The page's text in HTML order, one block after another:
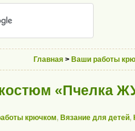
Главная > Ваши работы
«Пчелка
крючком, Вязание для детей,